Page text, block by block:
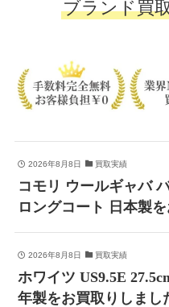
ブランド買
2026年8月8日 買取実績
コモリ ウールギャバ
ロングコート 日本製
2026年8月8日 買取実績
ホワイツ US9.5E
年製をお買取りしまし